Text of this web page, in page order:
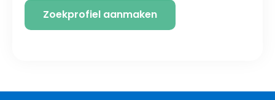
Zoekprofiel aanmaken